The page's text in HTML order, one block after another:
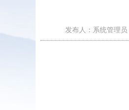
发布人：系统管理员